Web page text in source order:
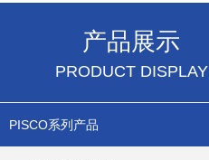
产品展示
PRODUCT DISPLAY
PISCO系列产品